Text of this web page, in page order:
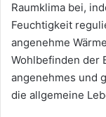
Raumklima bei,
Feuchtigkeit
angenehme
Wohlbefinden der
angenehmes und
die allgemeine